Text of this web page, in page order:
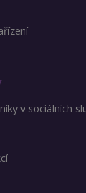
v sociálních